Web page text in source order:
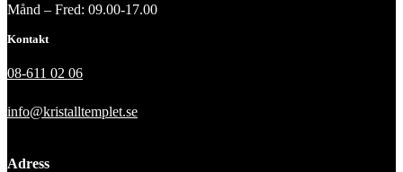
Månd – Fred: 09.00-17.00
Kontakt
08-611 02 06
info@kristalltemplet.se
Adress